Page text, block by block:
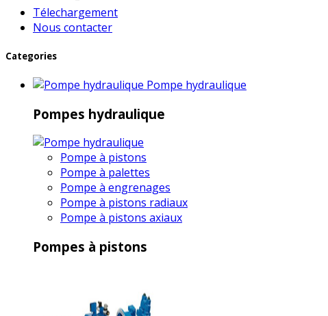
Télechargement
Nous contacter
Categories
Pompe hydraulique
Pompes hydraulique
Pompe à pistons
Pompe à palettes
Pompe à engrenages
Pompe à pistons radiaux
Pompe à pistons axiaux
Pompes à pistons